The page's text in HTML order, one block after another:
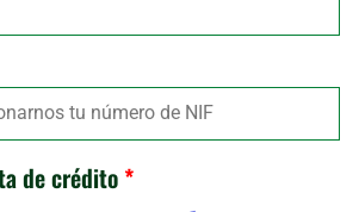
de crédito *